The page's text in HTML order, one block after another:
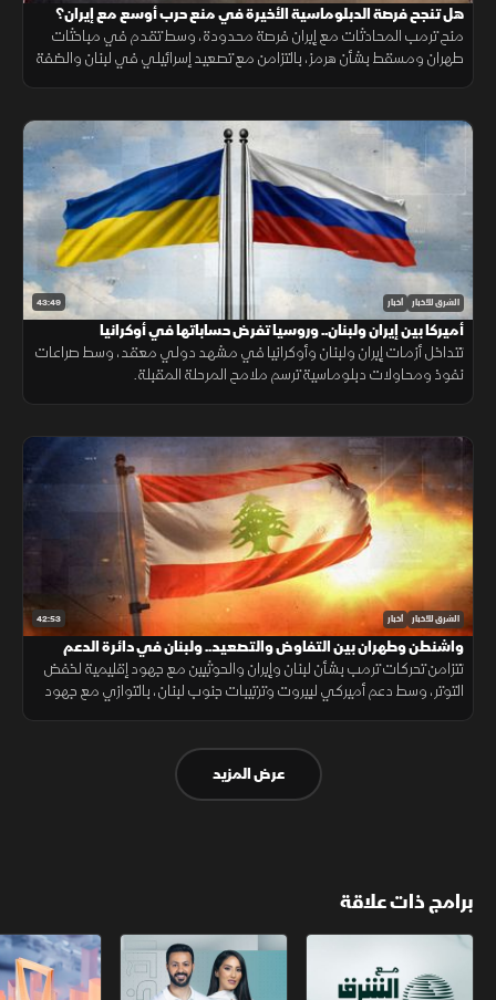
هل تنجح فرصة الدبلوماسية الأخيرة في منع حرب أوسع مع إيران؟
منح ترمب المحادثات مع إيران فرصة محدودة، وسط تقدم في مباحثات
طهران ومسقط بشأن هرمز، بالتزامن مع تصعيد إسرائيلي في لبنان والضفة
43:49 الشرق للأخبار أخبار
أميركا بين إيران ولبنان.. وروسيا تفرض حساباتها في أوكرانيا
تتداخل أزمات إيران ولبنان وأوكرانيا في مشهد دولي معقد، وسط صراعات
نفوذ ومحاولات دبلوماسية ترسم ملامح المرحلة المقبلة.
42:53 الشرق للأخبار أخبار
واشنطن وطهران بين التفاوض والتصعيد.. ولبنان في دائرة الدعم
تتزامن تحركات ترمب بشأن لبنان وإيران والحوثيين مع جهود إقليمية لخفض
التوتر، وسط دعم أميركي لبيروت وترتيبات جنوب لبنان، بالتوازي مع جهود
عرض المزيد
برامج ذات علاقة
مع الشرق الأوسط الخبر الآخر أخبار الشرق